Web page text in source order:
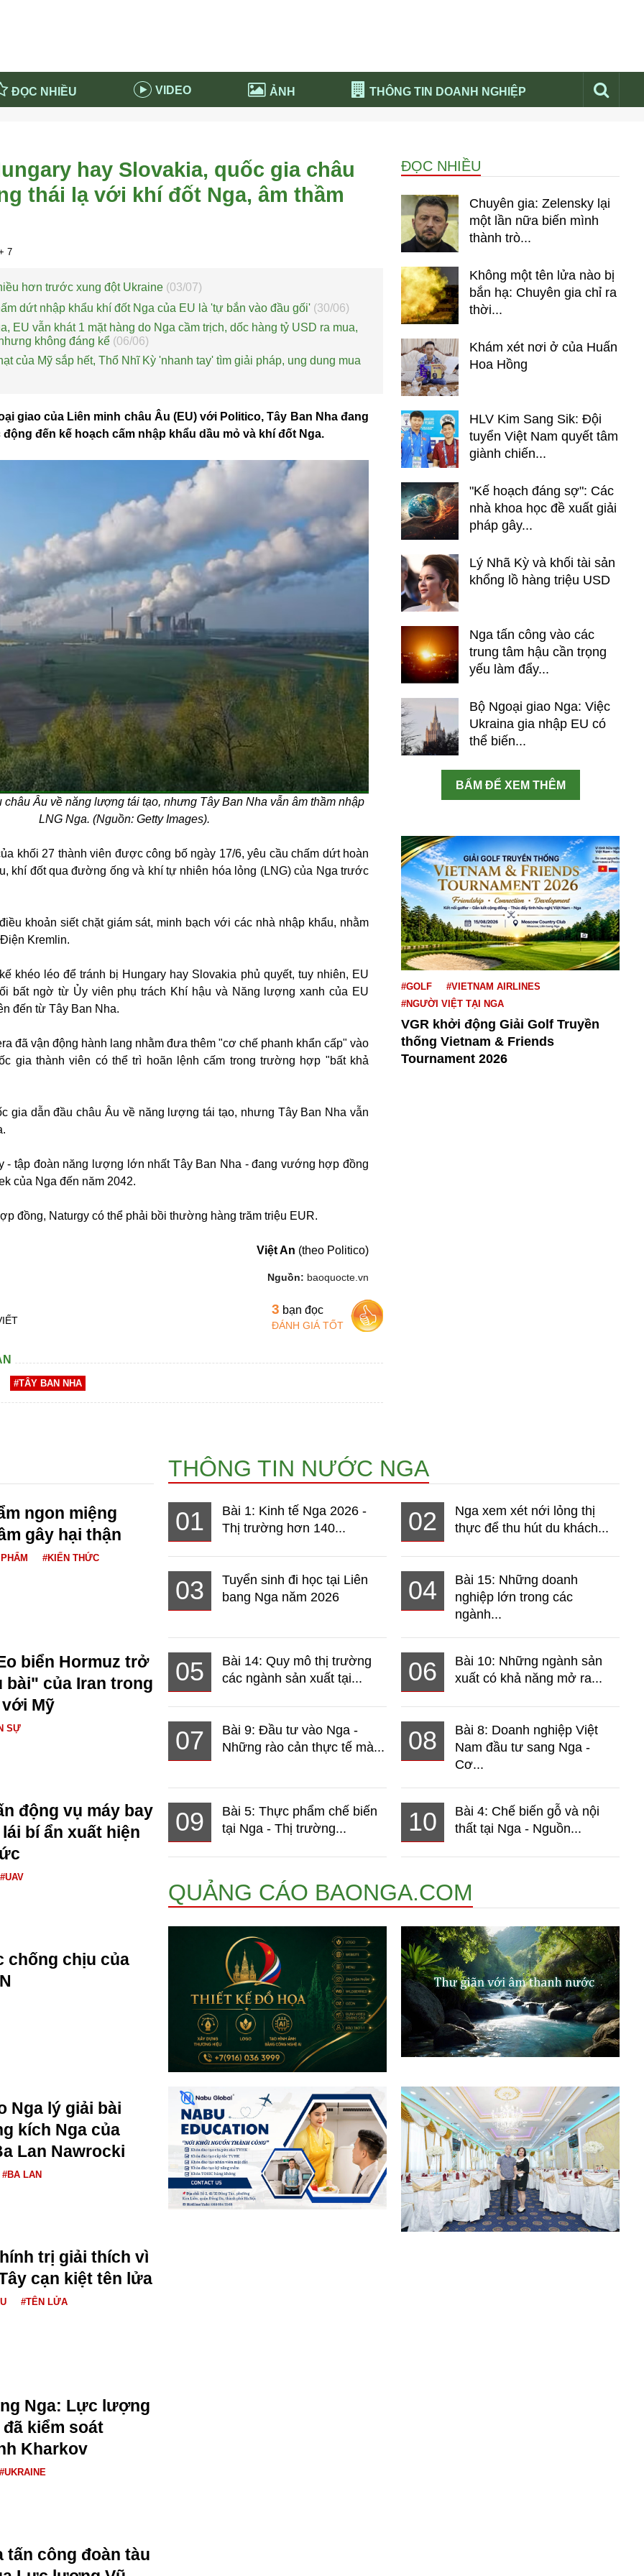
ĐỌC NHIỀU VIDEO ẢNH THÔNG TIN DOANH NGHIỆP
Nổi bật báo nga
Nga NABU EDUCATION
Thư viện media
nước Nga Tử vi hàng ngày
Phân tích thị trường Nga 2026
- Việt Nam
hay Slovakia, quốc gia châu
thái lạ với khí đốt Nga, âm thầm
7
hơn trước xung đột Ukraine (03/07)
dứt nhập khẩu khí đốt Nga của EU là 'tự bắn vào đầu gối' (30/06)
EU vẫn khát 1 mặt hàng do Nga cầm trịch, dốc hàng tỷ USD ra mua,
không đáng kể (06/06)
của Mỹ sắp hết, Thổ Nhĩ Kỳ 'nhanh tay' tìm giải pháp, ung dung mua
giao của Liên minh châu Âu (EU) với Politico, Tây Ban Nha đang
đến kế hoạch cấm nhập khẩu dầu mỏ và khí đốt Nga.
châu Âu về năng lượng tái tạo, nhưng Tây Ban Nha vẫn âm thầm nhập
LNG Nga. (Nguồn: Getty Images).
khối 27 thành viên được công bố ngày 17/6, yêu cầu chấm dứt hoàn
khí đốt qua đường ống và khí tự nhiên hóa lỏng (LNG) của Nga trước
khoản siết chặt giám sát, minh bạch với các nhà nhập khẩu, nhằm
Kremlin.
khéo léo để tránh bị Hungary hay Slovakia phủ quyết, tuy nhiên, EU
bất ngờ từ Ủy viên phụ trách Khí hậu và Năng lượng xanh của EU
đến từ Tây Ban Nha.
đã vận động hành lang nhằm đưa thêm "cơ chế phanh khẩn cấp" vào
gia thành viên có thể trì hoãn lệnh cấm trong trường hợp "bất khả
gia dẫn đầu châu Âu về năng lượng tái tạo, nhưng Tây Ban Nha vẫn
- tập đoàn năng lượng lớn nhất Tây Ban Nha - đang vướng hợp đồng
của Nga đến năm 2042.
đồng, Naturgy có thể phải bồi thường hàng trăm triệu EUR.
Việt An (theo Politico)
Nguồn: baoquocte.vn
3 bạn đọc
ĐÁNH GIÁ TỐT
#TÂY BAN NHA
ĐỌC NHIỀU
Chuyên gia: Zelensky lại
một lần nữa biến mình
thành trò...
Không một tên lửa nào bị
bắn hạ: Chuyên gia chỉ ra
thời...
Khám xét nơi ở của Huấn
Hoa Hồng
HLV Kim Sang Sik: Đội
tuyển Việt Nam quyết tâm
giành chiến...
"Kế hoạch đáng sợ": Các
nhà khoa học đề xuất giải
pháp gây...
Lý Nhã Kỳ và khối tài sản
khổng lồ hàng triệu USD
Nga tấn công vào các
trung tâm hậu cần trọng
yếu làm đẩy...
Bộ Ngoại giao Nga: Việc
Ukraina gia nhập EU có
thể biến...
BẤM ĐỂ XEM THÊM
#GOLF
#VIETNAM AIRLINES
#NGƯỜI VIỆT TẠI NGA
VGR khởi động Giải Golf Truyền
thống Vietnam & Friends
Tournament 2026
ngon miệng
gây hại thận
#KIẾN THỨC
biển Hormuz trở
bài" của Iran trong
Mỹ
SỰ
động vụ máy bay
bí ẩn xuất hiện
#UAV
chống chịu của
Nga lý giải bài
kích Nga của
Lan Nawrocki
#BA LAN
trị giải thích vì
cạn kiệt tên lửa
#TÊN LỬA
Nga: Lực lượng
kiểm soát
Kharkov
#UKRAINE
tấn công đoàn tàu
THÔNG TIN NƯỚC NGA
01
Bài 1: Kinh tế Nga 2026 -
Thị trường hơn 140...
02
Nga xem xét nới lỏng thị
thực để thu hút du khách...
03
Tuyển sinh đi học tại Liên
bang Nga năm 2026
04
Bài 15: Những doanh
nghiệp lớn trong các
ngành...
05
Bài 14: Quy mô thị trường
các ngành sản xuất tại...
06
Bài 10: Những ngành sản
xuất có khả năng mở ra...
07
Bài 9: Đầu tư vào Nga -
Những rào cản thực tế mà...
08
Bài 8: Doanh nghiệp Việt
Nam đầu tư sang Nga -
Cơ...
09
Bài 5: Thực phẩm chế biến
tại Nga - Thị trường...
10
Bài 4: Chế biến gỗ và nội
thất tại Nga - Nguồn...
QUẢNG CÁO BAONGA.COM